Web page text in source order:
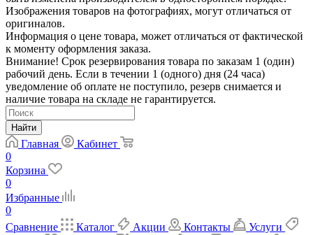
Изображения товаров на фотографиях, могут отличаться от
оригиналов.
Информация о цене товара, может отличаться от фактической
к моменту оформления заказа.
Внимание! Срок резервирования товара по заказам 1 (один)
рабочий день. Если в течении 1 (одного) дня (24 часа)
уведомление об оплате не поступило, резерв снимается и
наличие товара на складе не гарантируется.
Найти
Главная
Кабинет
0
Корзина
0
Избранные
0
Сравнение
Каталог Акции Контакты
Услуги